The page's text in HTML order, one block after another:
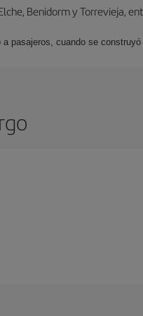
Benidorm y Torrevieja,
pasajeros, cuando se